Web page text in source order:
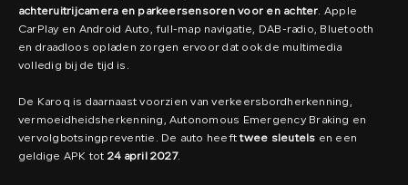
achteruitrijcamera en parkeersensoren voor en achter. Apple
CarPlay en Android Auto, full-map navigatie, DAB-radio, Bluetooth
en draadloos opladen zorgen ervoor dat ook de multimedia
volledig bij de tijd is.
De Karoq is daarnaast voorzien van verkeersbordherkenning,
vermoeidheidsherkenning, Autonomous Emergency Braking en
vervolgbotsingpreventie. De auto heefttwee sleutels en een
geldige APK tot 24 april 2027.